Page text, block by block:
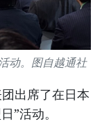
动。图自越通社
出席了在日本
”活动。